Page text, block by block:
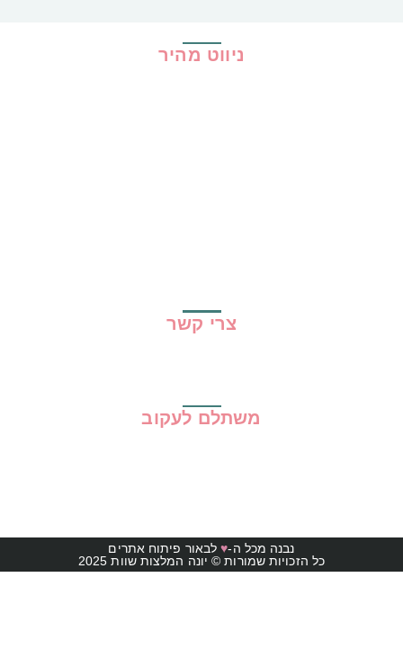
ניווט מהיר
צרי קשר
משתלם לעקוב
נבנה מכל ה-♥לבאור פיתוח אתרים
כל הזכויות שמורות © יונה המלצות שוות 2025